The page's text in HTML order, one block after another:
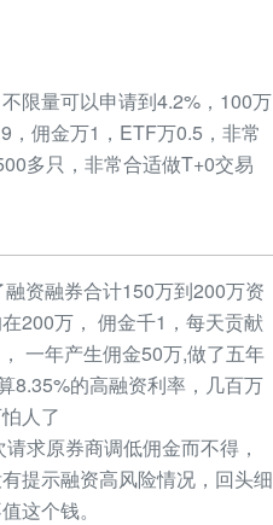
限量可以申请到4.2%，100万
，佣金万1，ETF万0.5，非常
多只，非常合适做T+0交易
资融券合计150万到200万资
200万， 佣金千1，每天贡献
一年产生佣金50万,做了五年
8.35%的高融资利率，几百万
人了
求原券商调低佣金而不得，
提示融资高风险情况，回头细
这个钱。